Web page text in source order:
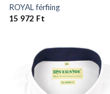
ROYAL férfiing
15 972 Ft